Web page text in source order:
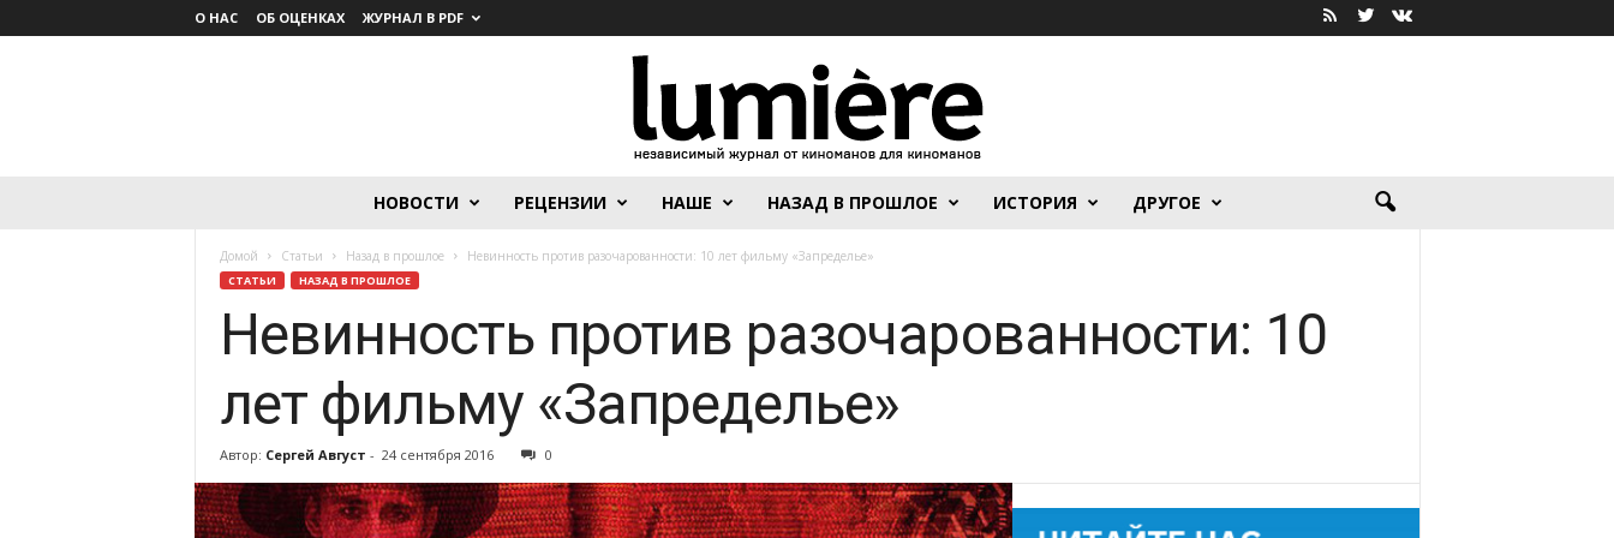
О НАС ОБ ОЦЕНКАХ ЖУРНАЛ В PDF
НОВОСТИ РЕЦЕНЗИИ НАШЕ НАЗАД В ПРОШЛОЕ ИСТОРИЯ ДРУГОЕ
Домой Статьи Назад в прошлое Невинность против разочарованности: 10 лет фильму «Запределье»
СТАТЬИ НАЗАД В ПРОШЛОЕ
Невинность против разочарованности: 10
лет фильму «Запределье»
Автор: Сергей Август - 24 сентября 2016 0